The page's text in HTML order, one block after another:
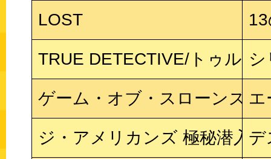
LOST
TRUE DETECTIVE/トゥルー
ゲーム・オブ・スローンズ エ
ジ・アメリカンズ 極秘潜入デ